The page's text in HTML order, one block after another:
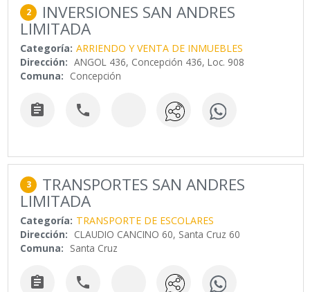
2 INVERSIONES SAN ANDRES
LIMITADA
Categoría: ARRIENDO Y VENTA DE INMUEBLES
Dirección: ANGOL 436, Concepción 436, Loc. 908
Comuna: Concepción
 
3 TRANSPORTES SAN ANDRES
LIMITADA
Categoría: TRANSPORTE DE ESCOLARES
Dirección: CLAUDIO CANCINO 60, Santa Cruz 60
Comuna: Santa Cruz
 